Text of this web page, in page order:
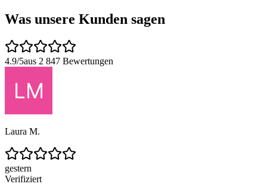
Was unsere Kunden sagen
4.9/5aus 2 847 Bewertungen
Laura M.
gestern
Verifiziert